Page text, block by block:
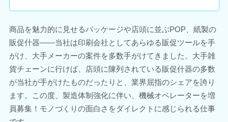
商品を魅力的に見せるパッケージや店頭に並ぶPOP、紙製の
販促什器――当社は印刷会社としてあらゆる販促ツールを手
がけ、大手メーカーの案件を多数手がけてきました。大手雑
貨チェーンに行けば、店頭に陳列されている販促什器の多数
が当社が手がけたものだったりと、業界屈指のシェアを誇り
ます。この度、製造体制強化に伴い、機械オペレーターを増
員募集！モノづくりの面白さをダイレクトに感じられる仕事